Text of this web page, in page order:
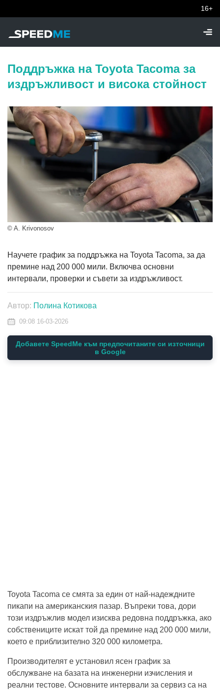
16+
Поддръжка на Toyota Tacoma за
издръжливост и висока стойност
© A. Krivonosov
Научете график за поддръжка на Toyota Tacoma, за да
премине над 200 000 мили. Включва основни
интервали, проверки и съвети за издръжливост.
Автор: Полина Котикова
09:08 16-03-2026
Добавете SpeedMe към предпочитаните си източници
в Google
Toyota Tacoma се смята за един от най-надеждните
пикапи на американския пазар. Въпреки това, дори
този издръжлив модел изисква редовна поддръжка, ако
собствениците искат той да премине над 200 000 мили,
което е приблизително 320 000 километра.
Производителят е установил ясен график за
обслужване на базата на инженерни изчисления и
реални тестове. Основните интервали за сервиз са на